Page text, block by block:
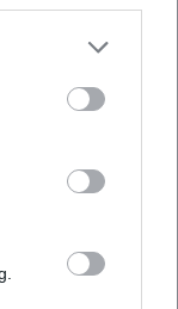
deren
Online gibt es
in die
von Gag-
und
in populären